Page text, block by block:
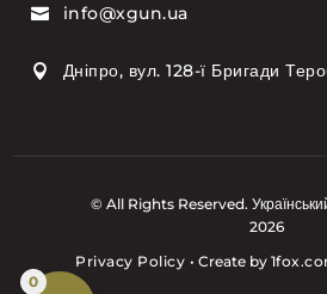
 info@xgun.ua
 Дніпро, вул. 128-ї Бригади
© All Rights Reserved.
2026
Privacy Policy • Create by
0